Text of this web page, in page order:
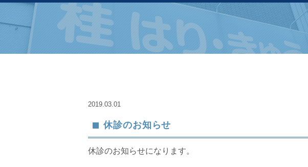
2019.03.01
休診のお知らせ
休診のお知らせになります。